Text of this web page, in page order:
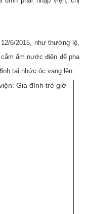
6/2015, như thường lệ,
ấm nước điện để pha
tai nhức óc vang lên.